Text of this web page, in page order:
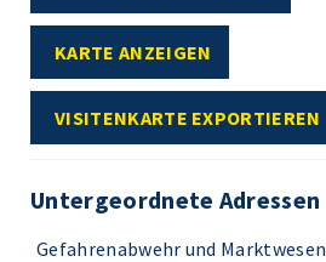
KARTE ANZEIGEN
VISITENKARTE EXPORTIEREN
Untergeordnete Adressen
Gefahrenabwehr und Marktwesen